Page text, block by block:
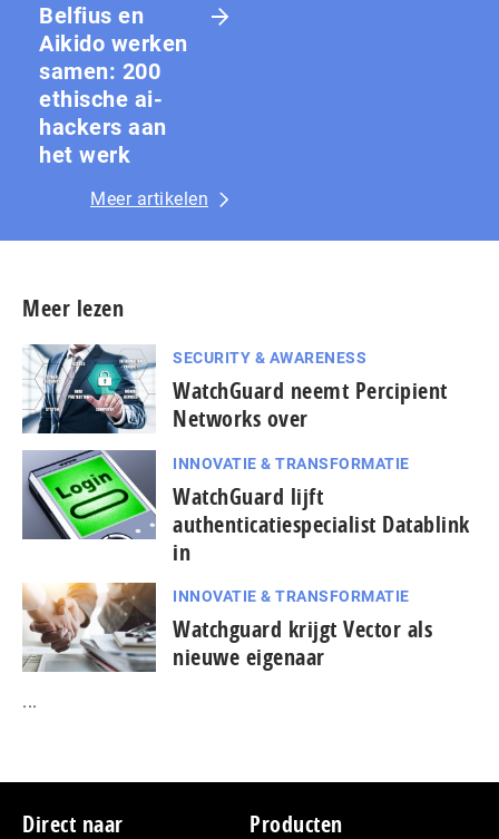
Belfius en
Aikido werken
samen: 200
ethische ai-
hackers aan
het werk
Meer artikelen
Meer lezen
SECURITY & AWARENESS
WatchGuard neemt Percipient
Networks over
INNOVATIE & TRANSFORMATIE
WatchGuard lijft
authenticatiespecialist Datablink
in
INNOVATIE & TRANSFORMATIE
Watchguard krijgt Vector als
nieuwe eigenaar
...
Footer
Direct naar Producten